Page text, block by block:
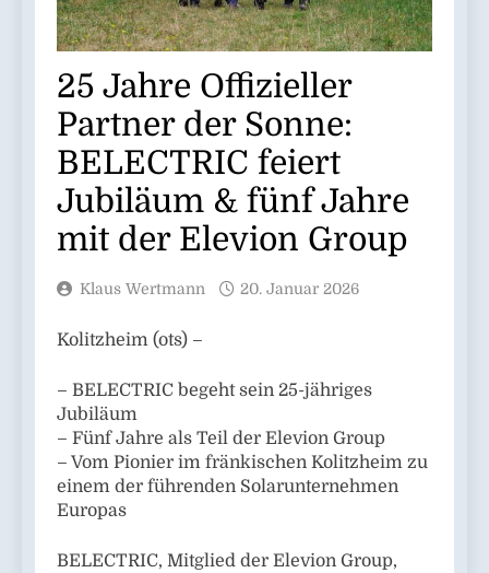
25 Jahre Offizieller
Partner der Sonne:
BELECTRIC feiert
Jubiläum & fünf Jahre
mit der Elevion Group
Klaus Wertmann 20. Januar 2026
Kolitzheim (ots) –
– BELECTRIC begeht sein 25-jähriges
Jubiläum
– Fünf Jahre als Teil der Elevion Group
– Vom Pionier im fränkischen Kolitzheim zu
einem der führenden Solarunternehmen
Europas
BELECTRIC, Mitglied der Elevion Group,